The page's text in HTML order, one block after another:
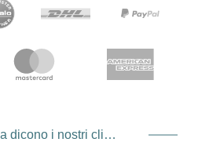
Ecco cosa dicono i nostri clienti